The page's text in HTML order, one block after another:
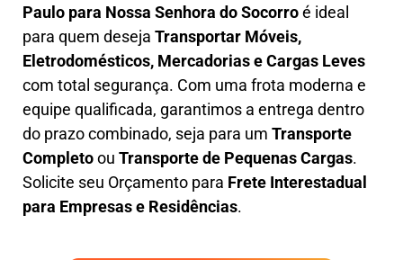
Paulo para Nossa Senhora do Socorroé ideal
para quem deseja Transportar Móveis,
Eletrodomésticos, Mercadorias e Cargas Leves
com total segurança. Com uma frota moderna e
equipe qualificada, garantimos a entrega dentro
do prazo combinado, seja para um Transporte
Completoou Transporte de Pequenas Cargas.
Solicite seu Orçamento para Frete Interestadual
para Empresas e Residências.